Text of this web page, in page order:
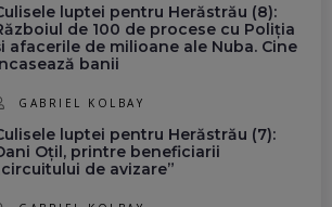
luptei pentru Herăstrău (8):
de 100 de procese cu Poliția
afacerile de milioane ale Nuba. Cine
banii
GABRIEL KOLBAY
luptei pentru Herăstrău (7):
Oțil, printre beneficiarii
de avizare”